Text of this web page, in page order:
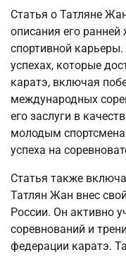
Статья о Татляне
описания его
спортивной
успехах, которые
каратэ, включая
международных
его заслуги в
молодым
успеха на
Статья также
Татлян Жан внес
России. Он активно
соревнований и
федерации каратэ.